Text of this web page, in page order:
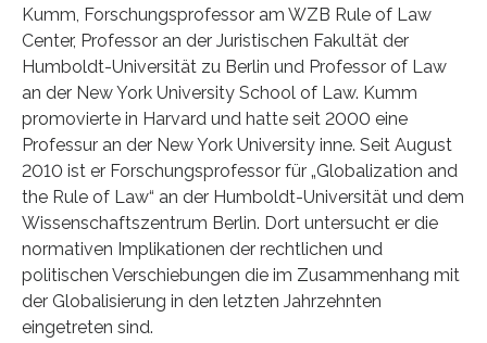
Kumm, Forschungsprofessor am WZB Rule of Law
Center, Professor an der Juristischen Fakultät der
Humboldt-Universität zu Berlin und Professor of Law
an der New York University School of Law. Kumm
promovierte in Harvard und hatte seit 2000 eine
Professur an der New York University inne. Seit August
2010 ist er Forschungsprofessor für „Globalization and
the Rule of Law“ an der Humboldt-Universität und dem
Wissenschaftszentrum Berlin. Dort untersucht er die
normativen Implikationen der rechtlichen und
politischen Verschiebungen die im Zusammenhang mit
der Globalisierung in den letzten Jahrzehnten
eingetreten sind.